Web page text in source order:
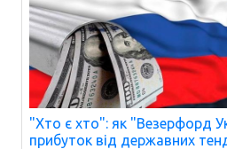
"Хто є хто": як "Везерфорд
прибуток від державних